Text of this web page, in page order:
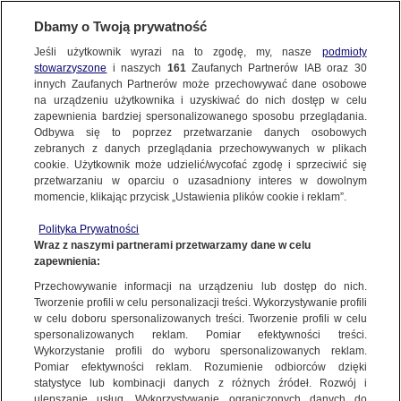
NAJNOWSZE
ZOBACZ FAKTY
FAKTY PO FAKTACH
FAKTY O ŚWIECIE
WIĘCEJ
KANAŁY
Dzień dobry!
Jedno konto do wszystkich usług
Fakty po Faktach
Wydanie z 30 maja 2024 r.
Goście: Janusz Zemke, Stanisław Koziej
Od ochrony granicy musimy przejść do obrony granicy. Musimy
się przygotować do obrony granicy przy agresji zbrojnej na pełną
skalę - mówił gen. prof. Stanisław Koziej (były szef BBN, były
wiceszef MON) w programie "Fakty po Faktach" w TVN24.
Odnosząc się do sytuacji na polsko-białoruskiej granicy, generał
stwierdził, że następuje "eskalacja rosyjskiej agresji z pomocą
Białorusi", która wraz z sabotażami i dywersjami na terenie Polski
ma stanowić przejście ze strony Rosji na "agresję podprogową". -
konfrontację Rosji z Polską i NATO - komentował Janusz Zemke
(były sekretarz stanu w MON, były przewodniczący Komisji
Obrony Narodowej). Przekonywał, że na granicy powinny "pojawić
się w większej skali oddziały prewencji policji", która posiada
narzędzia do neutralizowania agresywnych zachowań. Jego
zdaniem bardziej zaangażowana powinna być również Straż
Graniczna. Gen. prof. Koziej dodał, że należy także dać
Podziel się
DOSTĘPNE WYDANIA
Dbamy o Twoją prywatność
Jeśli użytkownik wyrazi na to zgodę, my, nasze podmioty
stowarzyszone i naszych 161Zaufanych Partnerów IAB oraz 30
innych Zaufanych Partnerów może przechowywać dane osobowe
na urządzeniu użytkownika i uzyskiwać do nich dostęp w celu
zapewnienia bardziej spersonalizowanego sposobu przeglądania.
Odbywa się to poprzez przetwarzanie danych osobowych
zebranych z danych przeglądania przechowywanych w plikach
cookie. Użytkownik może udzielić/wycofać zgodę i sprzeciwić się
przetwarzaniu w oparciu o uzasadniony interes w dowolnym
momencie, klikając przycisk „Ustawienia plików cookie i reklam”.
Polityka Prywatności
Wraz z naszymi partnerami przetwarzamy dane w celu
zapewnienia:
Przechowywanie informacji na urządzeniu lub dostęp do nich.
Tworzenie profili w celu personalizacji treści. Wykorzystywanie profili
w celu doboru spersonalizowanych treści. Tworzenie profili w celu
spersonalizowanych reklam. Pomiar efektywności treści.
Wykorzystanie profili do wyboru spersonalizowanych reklam.
Pomiar efektywności reklam. Rozumienie odbiorców dzięki
statystyce lub kombinacji danych z różnych źródeł. Rozwój i